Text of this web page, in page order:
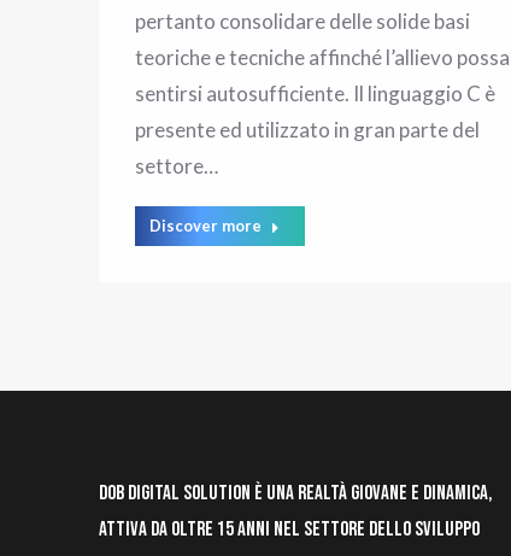
pertanto consolidare delle solide basi
teoriche e tecniche affinché l’allievo possa
sentirsi autosufficiente. Il linguaggio C è
presente ed utilizzato in gran parte del
settore…
Discover more
DOB Digital Solution è una realtà giovane e dinamica,
attiva da oltre 15 anni nel settore dello sviluppo